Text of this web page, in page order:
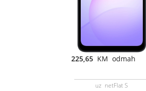
225,65 KM odmah
uz netFlat S